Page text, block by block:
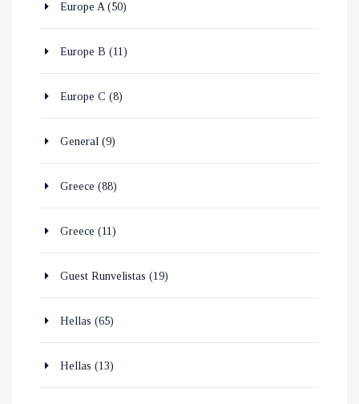
Europe A(50)
Europe B (11)
Europe C (8)
General (9)
Greece (88)
Greece (11)
Guest Runvelistas (19)
Hellas (65)
Hellas (13)